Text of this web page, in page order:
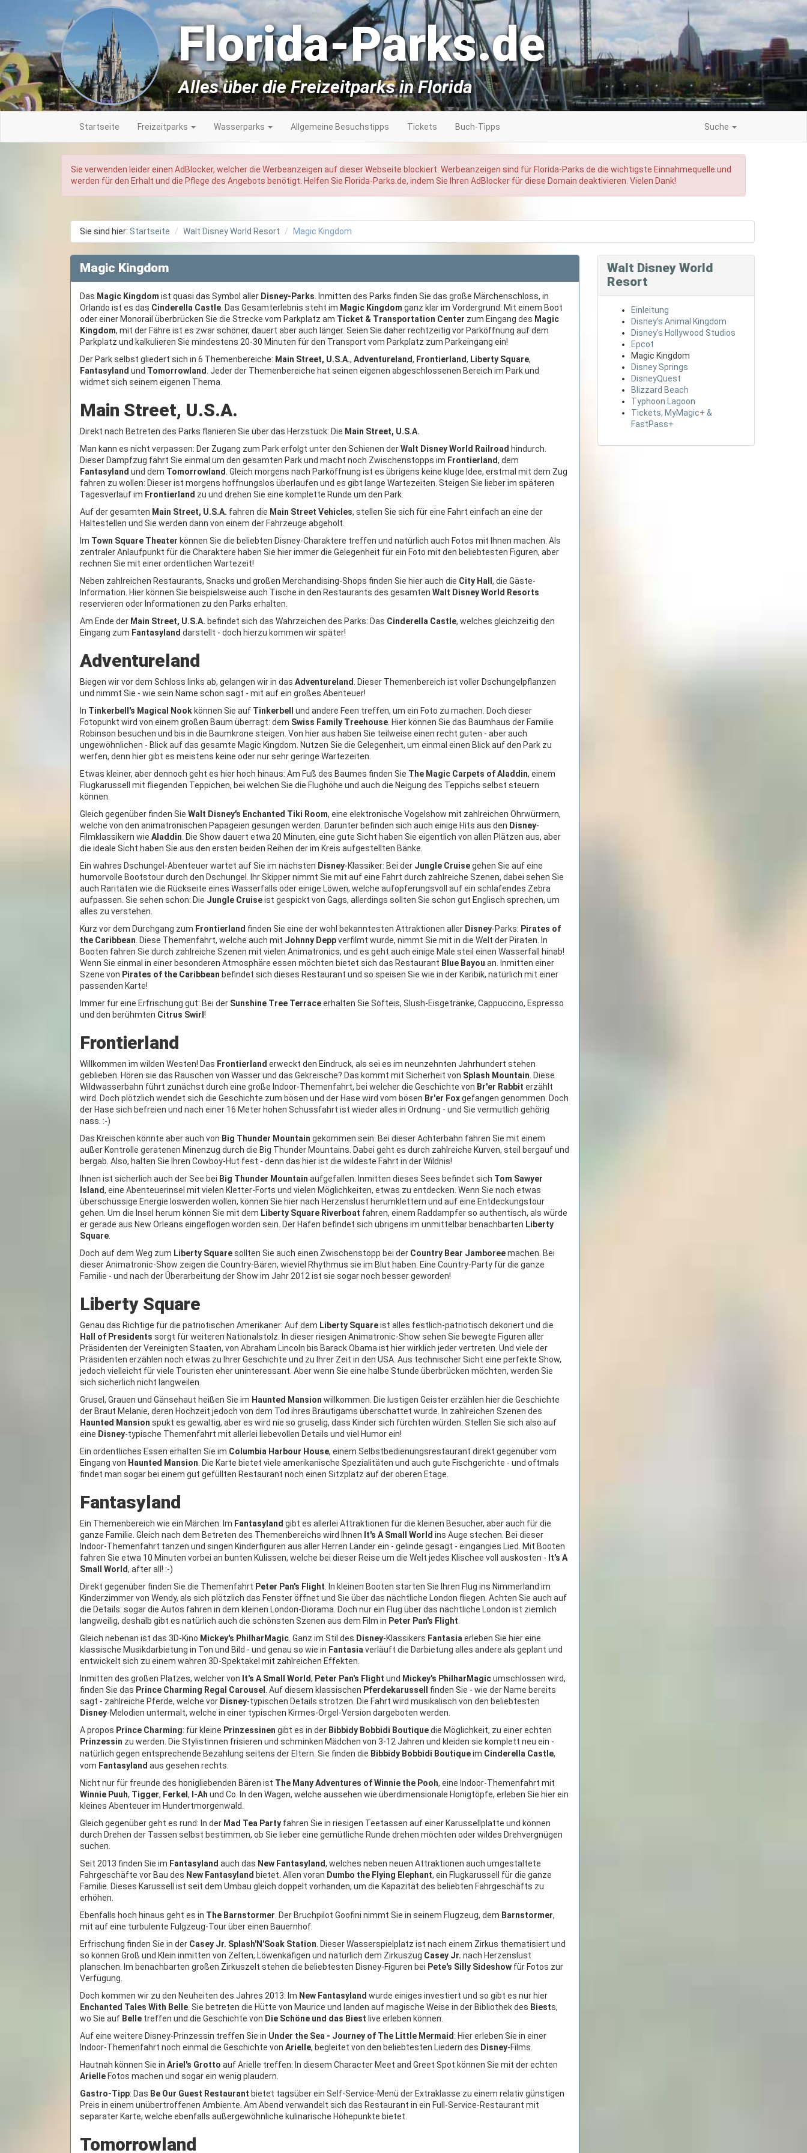
Florida-Parks.de
Alles über die Freizeitparks in Florida
Startseite Freizeitparks Wasserparks Allgemeine Besuchstipps Tickets Buch-Tipps Suche
Sie verwenden leider einen AdBlocker, welcher die Werbeanzeigen auf dieser Webseite blockiert. Werbeanzeigen sind für Florida-Parks.de die wichtigste Einnahmequelle und
werden für den Erhalt und die Pflege des Angebots benötigt. Helfen Sie Florida-Parks.de, indem Sie Ihren AdBlocker für diese Domain deaktivieren. Vielen Dank!
Sie sind hier: Startseite Walt Disney World Resort Magic Kingdom
Magic Kingdom
Das Magic Kingdom ist quasi das Symbol aller Disney-Parks . Inmitten des Parks finden Sie das große Märchenschloss, in
Orlando ist es das Cinderella Castle . Das Gesamterlebnis steht im Magic Kingdom ganz klar im Vordergrund: Mit einem Boot
oder einer Monorail überbrücken Sie die Strecke vom Parkplatz am Ticket & Transportation Center zum Eingang des Magic
Kingdom, mit der Fähre ist es zwar schöner, dauert aber auch länger. Seien Sie daher rechtzeitig vor Parköffnung auf dem
Parkplatz und kalkulieren Sie mindestens 20-30 Minuten für den Transport vom Parkplatz zum Parkeingang ein!
Der Park selbst gliedert sich in 6 Themenbereiche: Main Street, U.S.A., Adventureland, Frontierland, Liberty Square,
Fantasyland und Tomorrowland . Jeder der Themenbereiche hat seinen eigenen abgeschlossenen Bereich im Park und
widmet sich seinem eigenen Thema.
Main Street, U.S.A.
Direkt nach Betreten des Parks flanieren Sie über das Herzstück: Die Main Street, U.S.A.
Man kann es nicht verpassen: Der Zugang zum Park erfolgt unter den Schienen derWalt Disney World Railroad hindurch.
Dieser Dampfzug fährt Sie einmal um den gesamten Park und macht noch Zwischenstopps im Frontierland, dem
Fantasyland und dem Tomorrowland . Gleich morgens nach Parköffnung ist es übrigens keine kluge Idee, erstmal mit dem Zug
fahren zu wollen: Dieser ist morgens hoffnungslos überlaufen und es gibt lange Wartezeiten. Steigen Sie lieber im späteren
Tagesverlauf im Frontierland zu und drehen Sie eine komplette Runde um den Park.
Auf der gesamten Main Street, U.S.A. fahren die Main Street Vehicles, stellen Sie sich für eine Fahrt einfach an eine der
Haltestellen und Sie werden dann von einem der Fahrzeuge abgeholt.
Im Town Square Theater können Sie die beliebten Disney-Charaktere treffen und natürlich auch Fotos mit Ihnen machen. Als
zentraler Anlaufpunkt für die Charaktere haben Sie hier immer die Gelegenheit für ein Foto mit den beliebtesten Figuren, aber
rechnen Sie mit einer ordentlichen Wartezeit!
Neben zahlreichen Restaurants, Snacks und großen Merchandising-Shops finden Sie hier auch die City Hall , die Gäste-
Information. Hier können Sie beispielsweise auch Tische in den Restaurants des gesamten Walt Disney World Resorts
reservieren oder Informationen zu den Parks erhalten.
Am Ende der Main Street, U.S.A. befindet sich das Wahrzeichen des Parks: Das Cinderella Castle, welches gleichzeitig den
Eingang zum Fantasyland darstellt - doch hierzu kommen wir später!
Adventureland
Biegen wir vor dem Schloss links ab, gelangen wir in das Adventureland
. Dieser Themenbereich ist voller Dschungelpflanzen
und nimmt Sie - wie sein Name schon sagt - mit auf ein großes Abenteuer!
In Tinkerbell's Magical Nook können Sie auf Tinkerbell
und andere Feen treffen, um ein Foto zu machen. Doch dieser
Fotopunkt wird von einem großen Baum überragt: dem Swiss Family Treehouse . Hier können Sie das Baumhaus der Familie
Robinson besuchen und bis in die Baumkrone steigen. Von hier aus haben Sie teilweise einen recht guten - aber auch
ungewöhnlichen - Blick auf das gesamte Magic Kingdom. Nutzen Sie die Gelegenheit, um einmal einen Blick auf den Park zu
werfen, denn hier gibt es meistens keine oder nur sehr geringe Wartezeiten.
Etwas kleiner, aber dennoch geht es hier hoch hinaus: Am Fuß des Baumes finden Sie The Magic Carpets of Aladdin, einem
Flugkarussell mit fliegenden Teppichen, bei welchen Sie die Flughöhe und auch die Neigung des Teppichs selbst steuern
können.
Gleich gegenüber finden Sie Walt Disney's Enchanted Tiki Room, eine elektronische Vogelshow mit zahlreichen Ohrwürmern,
welche von den animatronischen Papageien gesungen werden. Darunter befinden sich auch einige Hits aus den Disney-
Filmklassikern wie Aladdin . Die Show dauert etwa 20 Minuten, eine gute Sicht haben Sie eigentlich von allen Plätzen aus, aber
die ideale Sicht haben Sie aus den ersten beiden Reihen der im Kreis aufgestellten Bänke.
Ein wahres Dschungel-Abenteuer wartet auf Sie im nächsten Disney-Klassiker: Bei der Jungle Cruisegehen Sie auf eine
humorvolle Bootstour durch den Dschungel. Ihr Skipper nimmt Sie mit auf eine Fahrt durch zahlreiche Szenen, dabei sehen Sie
auch Raritäten wie die Rückseite eines Wasserfalls oder einige Löwen, welche aufopferungsvoll auf ein schlafendes Zebra
aufpassen. Sie sehen schon: Die Jungle Cruiseist gespickt von Gags, allerdings sollten Sie schon gut Englisch sprechen, um
alles zu verstehen.
Kurz vor dem Durchgang zum Frontierland finden Sie eine der wohl bekanntesten Attraktionen aller Disney-Parks: Pirates of
the Caribbean . Diese Themenfahrt, welche auch mit Johnny Deppverfilmt wurde, nimmt Sie mit in die Welt der Piraten. In
Booten fahren Sie durch zahlreiche Szenen mit vielen Animatronics, und es geht auch einige Male steil einen Wasserfall hinab!
Wenn Sie einmal in einer besonderen Atmosphäre essen möchten bietet sich das Restaurant Blue Bayou an. Inmitten einer
Szene von Pirates of the Caribbean befindet sich dieses Restaurant und so speisen Sie wie in der Karibik, natürlich mit einer
passenden Karte!
Immer für eine Erfrischung gut: Bei der Sunshine Tree Terraceerhalten Sie Softeis, Slush-Eisgetränke, Cappuccino, Espresso
und den berühmten Citrus Swirl !
Frontierland
Willkommen im wilden Westen! Das Frontierland erweckt den Eindruck, als sei es im neunzehnten Jahrhundert stehen
geblieben. Hören sie das Rauschen von Wasser und das Gekreische? Das kommt mit Sicherheit von Splash Mountain . Diese
Wildwasserbahn führt zunächst durch eine große Indoor-Themenfahrt, bei welcher die Geschichte von Br'er Rabbit erzählt
wird. Doch plötzlich wendet sich die Geschichte zum bösen und der Hase wird vom bösen Br'er Foxgefangen genommen. Doch
der Hase sich befreien und nach einer 16 Meter hohen Schussfahrt ist wieder alles in Ordnung - und Sie vermutlich gehörig
nass. :-)
Das Kreischen könnte aber auch von Big Thunder Mountain gekommen sein. Bei dieser Achterbahn fahren Sie mit einem
außer Kontrolle geratenen Minenzug durch die Big Thunder Mountains. Dabei geht es durch zahlreiche Kurven, steil bergauf und
bergab. Also, halten Sie Ihren Cowboy-Hut fest - denn das hier ist die wildeste Fahrt in der Wildnis!
Ihnen ist sicherlich auch der See bei Big Thunder Mountain aufgefallen. Inmitten dieses Sees befindet sich Tom Sawyer
Island, eine Abenteuerinsel mit vielen Kletter-Forts und vielen Möglichkeiten, etwas zu entdecken. Wenn Sie noch etwas
überschüssige Energie loswerden wollen, können Sie hier nach Herzenslust herumklettern und auf eine Entdeckungstour
gehen. Um die Insel herum können Sie mit dem Liberty Square Riverboat fahren, einem Raddampfer so authentisch, als würde
er gerade aus New Orleans eingeflogen worden sein. Der Hafen befindet sich übrigens im unmittelbar benachbarten Liberty
Square
Doch auf dem Weg zum Liberty Squaresollten Sie auch einen Zwischenstopp bei der Country Bear Jamboreemachen. Bei
dieser Animatronic-Show zeigen die Country-Bären, wieviel Rhythmus sie im Blut haben. Eine Country-Party für die ganze
Familie - und nach der Überarbeitung der Show im Jahr 2012 ist sie sogar noch besser geworden!
Liberty Square
Genau das Richtige für die patriotischen Amerikaner: Auf dem Liberty Squareist alles festlich-patriotisch dekoriert und die
Hall of Presidents sorgt für weiteren Nationalstolz. In dieser riesigen Animatronic-Show sehen Sie bewegte Figuren aller
Präsidenten der Vereinigten Staaten, von Abraham Lincoln bis Barack Obama ist hier wirklich jeder vertreten. Und viele der
Präsidenten erzählen noch etwas zu Ihrer Geschichte und zu Ihrer Zeit in den USA. Aus technischer Sicht eine perfekte Show,
jedoch vielleicht für viele Touristen eher uninteressant. Aber wenn Sie eine halbe Stunde überbrücken möchten, werden Sie
sich sicherlich nicht langweilen.
Grusel, Grauen und Gänsehaut heißen Sie im Haunted Mansion willkommen. Die lustigen Geister erzählen hier die Geschichte
der Braut Melanie, deren Hochzeit jedoch von dem Tod ihres Bräutigams überschattet wurde. In zahlreichen Szenen des
Haunted Mansion spukt es gewaltig, aber es wird nie so gruselig, dass Kinder sich fürchten würden. Stellen Sie sich also auf
eine Disney-typische Themenfahrt mit allerlei liebevollen Details und viel Humor ein!
Ein ordentliches Essen erhalten Sie im Columbia Harbour House, einem Selbstbedienungsrestaurant direkt gegenüber vom
Eingang von Haunted Mansion . Die Karte bietet viele amerikanische Spezialitäten und auch gute Fischgerichte - und oftmals
findet man sogar bei einem gut gefüllten Restaurant noch einen Sitzplatz auf der oberen Etage.
Fantasyland
Ein Themenbereich wie ein Märchen: Im Fantasyland gibt es allerlei Attraktionen für die kleinen Besucher, aber auch für die
ganze Familie. Gleich nach dem Betreten des Themenbereichs wird Ihnen It's A Small World ins Auge stechen. Bei dieser
Indoor-Themenfahrt tanzen und singen Kinderfiguren aus aller Herren Länder ein - gelinde gesagt - eingängies Lied. Mit Booten
fahren Sie etwa 10 Minuten vorbei an bunten Kulissen, welche bei dieser Reise um die Welt jedes Klischee voll auskosten - It's A
Small World, after all! :-)
Direkt gegenüber finden Sie die Themenfahrt Peter Pan's Flight . In kleinen Booten starten Sie Ihren Flug ins Nimmerland im
Kinderzimmer von Wendy, als sich plötzlich das Fenster öffnet und Sie über das nächtliche London fliegen. Achten Sie auch auf
die Details: sogar die Autos fahren in dem kleinen London-Diorama. Doch nur ein Flug über das nächtliche London ist ziemlich
langweilig, deshalb gibt es natürlich auch die schönsten Szenen aus dem Film in Peter Pan's Flight
Gleich nebenan ist das 3D-Kino Mickey's PhilharMagic . Ganz im Stil des Disney-Klassikers Fantasia erleben Sie hier eine
klassische Musikdarbietung in Ton und Bild - und genau so wie in Fantasia verläuft die Darbietung alles andere als geplant und
entwickelt sich zu einem wahren 3D-Spektakel mit zahlreichen Effekten.
Inmitten des großen Platzes, welcher von It's A Small World, Peter Pan's Flight und Mickey's PhilharMagicumschlossen wird,
finden Sie das Prince Charming Regal Carousel . Auf diesem klassischen Pferdekarussell
finden Sie - wie der Name bereits
sagt - zahlreiche Pferde, welche vor Disney-typischen Details strotzen. Die Fahrt wird musikalisch von den beliebtesten
Disney-Melodien untermalt, welche in einer typischen Kirmes-Orgel-Version dargeboten werden.
A propos Prince Charming: für kleine Prinzessinen gibt es in der Bibbidy Bobbidi Boutiquedie Möglichkeit, zu einer echten
Prinzessin zu werden. Die Stylistinnen frisieren und schminken Mädchen von 3-12 Jahren und kleiden sie komplett neu ein -
natürlich gegen entsprechende Bezahlung seitens der Eltern. Sie finden die Bibbidy Bobbidi Boutiqueim Cinderella Castle,
vom Fantasyland aus gesehen rechts.
Nicht nur für freunde des honigliebenden Bären ist The Many Adventures of Winnie the Pooh, eine Indoor-Themenfahrt mit
Winnie Puuh, Tigger, Ferkel , I-Ah und Co. In den Wagen, welche aussehen wie überdimensionale Honigtöpfe, erleben Sie hier ein
kleines Abenteuer im Hundertmorgenwald.
Gleich gegenüber geht es rund: In der Mad Tea Party fahren Sie in riesigen Teetassen auf einer Karussellplatte und können
durch Drehen der Tassen selbst bestimmen, ob Sie lieber eine gemütliche Runde drehen möchten oder wildes Drehvergnügen
suchen.
Seit 2013 finden Sie im Fantasyland auch das New Fantasyland, welches neben neuen Attraktionen auch umgestaltete
Fahrgeschäfte vor Bau des New Fantasyland bietet. Allen voran Dumbo the Flying Elephant, ein Flugkarussell für die ganze
Familie. Dieses Karussell ist seit dem Umbau gleich doppelt vorhanden, um die Kapazität des beliebten Fahrgeschäfts zu
erhöhen.
Ebenfalls hoch hinaus geht es in The Barnstormer . Der Bruchpilot Goofini nimmt Sie in seinem Flugzeug, dem Barnstormer,
mit auf eine turbulente Fulgzeug-Tour über einen Bauernhof.
Erfrischung finden Sie in der Casey Jr. Splash'N'Soak Station . Dieser Wasserspielplatz ist nach einem Zirkus thematisiert und
so können Groß und Klein inmitten von Zelten, Löwenkäfigen und natürlich dem Zirkuszug Casey Jr. nach Herzenslust
planschen. Im benachbarten großen Zirkuszelt stehen die beliebtesten Disney-Figuren bei Pete's Silly Sideshow für Fotos zur
Verfügung.
Doch kommen wir zu den Neuheiten des Jahres 2013: Im New Fantasyland wurde einiges investiert und so gibt es nur hier
Enchanted Tales With Belle . Sie betreten die Hütte von Maurice und landen auf magische Weise in der Bibliothek des Biests,
wo Sie auf Belle treffen und die Geschichte von Die Schöne und das Biest live erleben können.
Auf eine weitere Disney-Prinzessin treffen Sie in Under the Sea - Journey of The Little Mermaid : Hier erleben Sie in einer
Indoor-Themenfahrt noch einmal die Geschichte von Arielle, begleitet von den beliebtesten Liedern des Disney-Films.
Hautnah können Sie in Ariel's Grotto auf Arielle treffen: In diesem Character Meet and Greet Spot können Sie mit der echten
Arielle Fotos machen und sogar ein wenig plaudern.
Gastro-Tipp: Das Be Our Guest Restaurant bietet tagsüber ein Self-Service-Menü der Extraklasse zu einem relativ günstigen
Preis in einem unübertroffenen Ambiente. Am Abend verwandelt sich das Restaurant in ein Full-Service-Restaurant mit
separater Karte, welche ebenfalls außergewöhnliche kulinarische Höhepunkte bietet.
Tomorrowland
Walt Disney World
Resort
Einleitung
Disney's Animal Kingdom
Disney's Hollywood Studios
Epcot
Magic Kingdom
Disney Springs
DisneyQuest
Blizzard Beach
Typhoon Lagoon
Tickets, MyMagic+ &
FastPass+